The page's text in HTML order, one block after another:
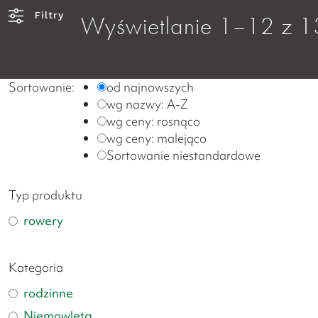
Filtry Wyświetlanie 1–12 z
Sortowanie:
od najnowszych
wg nazwy: A-Z
wg ceny: rosnąco
wg ceny: malejąco
Sortowanie niestandardowe
Typ produktu
rowery
Kategoria
rodzinne